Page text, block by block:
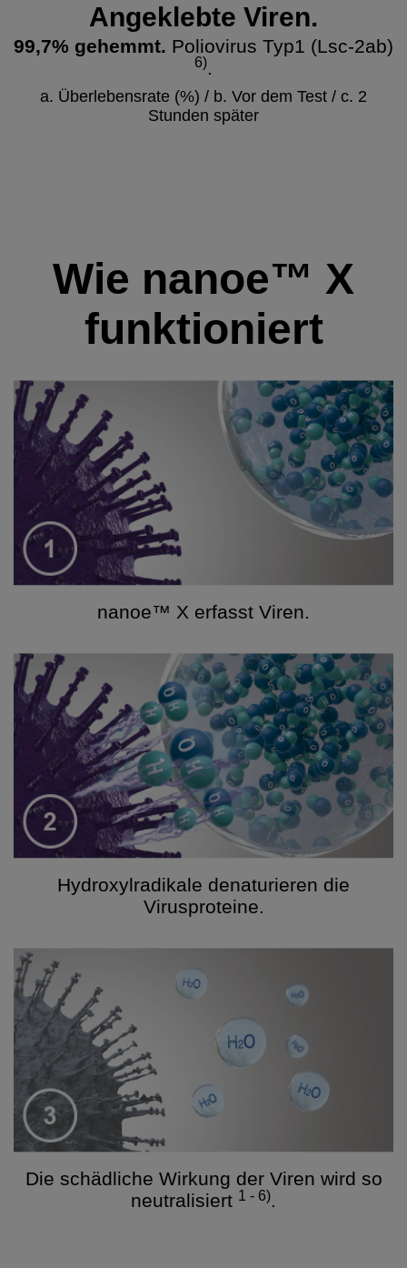
Angeklebte Viren.
99,7% gehemmt. Poliovirus Typ1 (Lsc-2ab)
6).
a. Überlebensrate (%) / b. Vor dem Test / c. 2
Stunden später
Wie nanoe™ X
funktioniert
nanoe™ X erfasst Viren.
Hydroxylradikale denaturieren die
Virusproteine.
Die schädliche Wirkung der Viren wird so
neutralisiert 1 - 6).